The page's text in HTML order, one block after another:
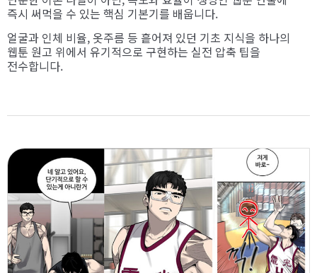
즉시 써먹을 수 있는 핵심 기본기를 배웁니다.
얼굴과 인체 비율, 옷주름 등 흩어져 있던 기초 지식을 하나의
웹툰 원고 위에서 유기적으로 구현하는 실전 압축 팁을
전수합니다.